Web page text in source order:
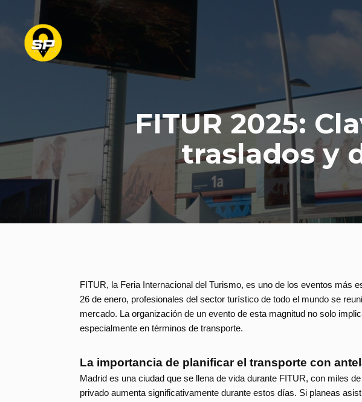
FITUR 2025:
traslados y
FITUR, la Feria Internacional del Turismo, es uno de los eventos más
26 de enero, profesionales del sector turístico de todo el mundo se
mercado. La organización de un evento de esta magnitud no solo
especialmente en términos de transporte.
La importancia de planificar el transporte con
Madrid es una ciudad que se llena de vida durante FITUR, con miles
privado aumenta significativamente durante estos días. Si planeas